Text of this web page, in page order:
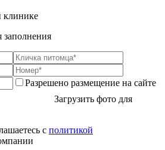
клинике
заполнения
Разрешено размещение на сайте
Загрузить фото для
с политикой